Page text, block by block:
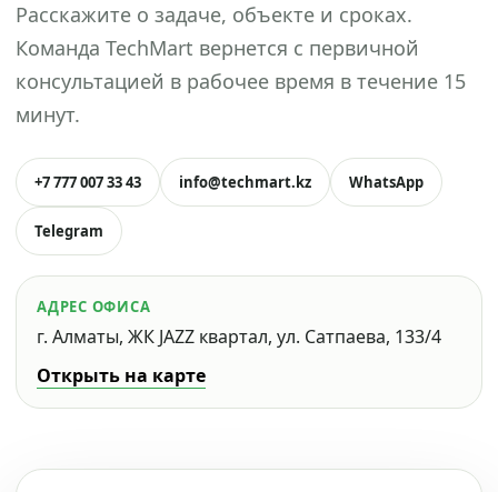
Расскажите о задаче, объекте и сроках.
Команда TechMart вернется с первичной
консультацией в рабочее время в течение 15
минут.
+7 777 007 33 43 info@techmart.kz WhatsApp
Telegram
АДРЕС ОФИСА
г. Алматы, ЖК JAZZ квартал, ул. Сатпаева, 133/4
Открыть на карте